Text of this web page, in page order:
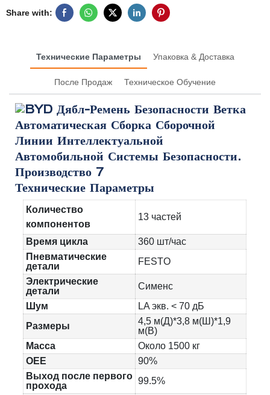
Share with:
Технические Параметры Упаковка & Доставка
После Продаж Техническое Обучение
Технические Параметры
Количество
компонентов
13 частей
Время цикла
360 шт/час
Пневматические
детали
FESTO
Электрические
детали
Сименс
Шум
LA экв. < 70 дБ
Размеры
4,5 м(Д)*3,8 м(Ш)*1,9
м(В)
Масса
Около 1500 кг
OEE
90%
Выход после первого
прохода
99.5%